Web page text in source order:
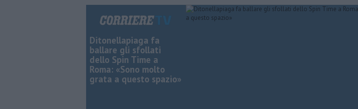
Ditonellapiaga fa
ballare gli sfollati
dello Spin Time a
Roma: «Sono molto
grata a questo spazio»